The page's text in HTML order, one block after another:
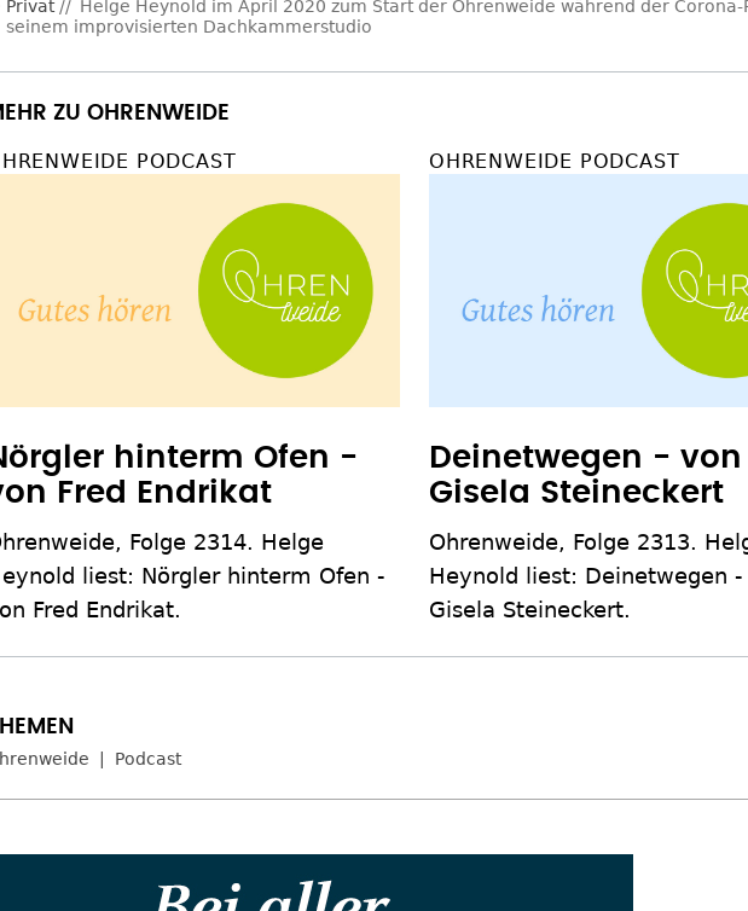
Privat
Helge Heynold im April 2020 zum Start der Ohrenweide während der Corona-
seinem improvisierten Dachkammerstudio
ZU OHRENWEIDE
PODCAST
hinterm Ofen -
Fred Endrikat
Folge 2314. Helge
liest: Nörgler hinterm Ofen -
Fred Endrikat.
OHRENWEIDE PODCAST
Deinetwegen - von
Gisela Steineckert
Ohrenweide, Folge 2313.
Heynold liest: Deinetwegen -
Gisela Steineckert.
Podcast